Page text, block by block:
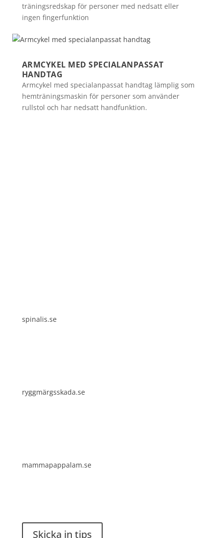
träningsredskap för personer med nedsatt eller
ingen fingerfunktion
ARMCYKEL MED SPECIALANPASSAT
HANDTAG
Armcykel med specialanpassat handtag lämplig som
hemträningsmaskin för personer som använder
rullstol och har nedsatt handfunktion.
spinalis.se
ryggmärgsskada.se
mammapappalam.se
Skicka in tips